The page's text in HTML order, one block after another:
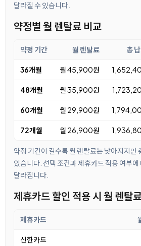
달라질 수 있습니다.
약정별 월 렌탈료 비교
약정 기간 월 렌탈료 총
36개월 월 45,900원
48개월 월 35,900원
60개월 월 29,900원
72개월 월 26,900원
약정 기간이 길수록 월 렌탈료는 낮아지지만
있습니다. 선택 조건과 제휴카드 적용 여부에
달라집니다.
제휴카드 할인 적용 시 월 렌탈
제휴카드
신한카드